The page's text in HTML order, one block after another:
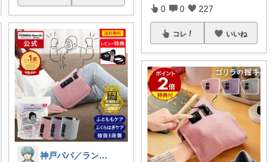
神戸パパ／ランキング＆レビュー毎日掲載
0 0 227
コレ いいね